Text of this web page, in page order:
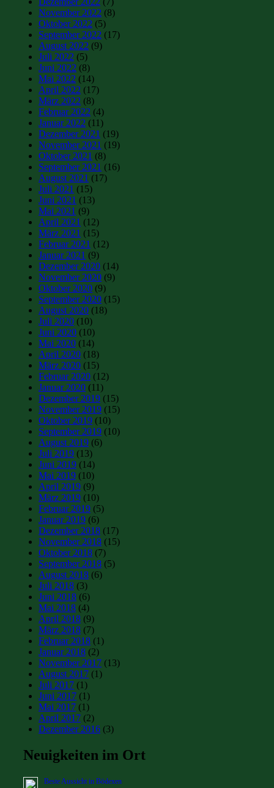
November 2022 (8)
Oktober 2022 (5)
September 2022 (17)
August 2022 (9)
Juli 2022 (5)
Juni 2022 (8)
Mai 2022 (14)
April 2022 (17)
März 2022 (8)
Februar 2022 (4)
Januar 2022 (11)
Dezember 2021 (19)
November 2021 (19)
Oktober 2021 (8)
September 2021 (16)
August 2021 (17)
Juli 2021 (15)
Juni 2021 (13)
Mai 2021 (9)
April 2021 (12)
März 2021 (15)
Februar 2021 (12)
Januar 2021 (9)
Dezember 2020 (14)
November 2020 (9)
Oktober 2020 (9)
September 2020 (15)
August 2020 (18)
Juli 2020 (10)
Juni 2020 (10)
Mai 2020 (14)
April 2020 (18)
März 2020 (15)
Februar 2020 (12)
Januar 2020 (11)
Dezember 2019 (15)
November 2019 (15)
Oktober 2019 (10)
September 2019 (10)
August 2019 (6)
Juli 2019 (13)
Juni 2019 (14)
Mai 2019 (10)
April 2019 (9)
März 2019 (10)
Februar 2019 (5)
Januar 2019 (6)
Dezember 2018 (17)
November 2018 (15)
Oktober 2018 (7)
September 2018 (5)
August 2018 (6)
Juli 2018 (3)
Juni 2018 (6)
Mai 2018 (4)
April 2018 (9)
März 2018 (7)
Februar 2018 (1)
Januar 2018 (2)
November 2017 (13)
August 2017 (1)
Juli 2017 (1)
Juni 2017 (1)
Mai 2017 (1)
April 2017 (2)
Dezember 2016 (3)
Neuigkeiten im Ort
Beste Aussicht in Bödexen